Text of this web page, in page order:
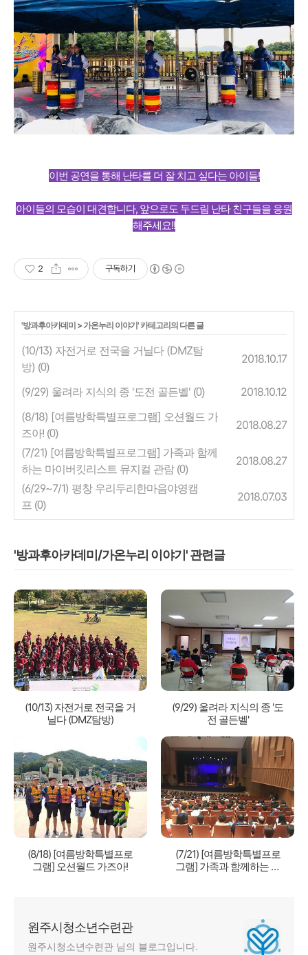
이번 공연을 통해 난타를 더 잘 치고 싶다는 아이들!
아이들의 모습이 대견합니다, 앞으로도 두드림 난타 친구들을 응원
해주세요!!
2 구독하기
'방과후아카데미 > 가온누리 이야기' 카테고리의 다른 글
(10/13) 자전거로 전국을 거닐다 (DMZ탐
방) (0)
2018.10.17
(9/29) 울려라 지식의 종 '도전 골든벨' (0)
2018.10.12
(8/18) [여름방학특별프로그램] 오션월드 가
즈아! (0)
2018.08.27
(7/21) [여름방학특별프로그램] 가족과 함께
하는 마이버킷리스트 뮤지컬 관람 (0)
2018.08.27
(6/29~7/1) 평창 우리두리한마음야영캠
프 (0)
2018.07.03
'방과후아카데미/가온누리 이야기' 관련글
(10/13) 자전거로 전국을 거
닐다 (DMZ탐방)
(9/29) 울려라 지식의 종 '도
전 골든벨'
(8/18) [여름방학특별프로
그램] 오션월드 가즈아!
(7/21) [여름방학특별프로
그램] 가족과 함께하는 마
원주시청소년수련관
원주시청소년수련관 님의 블로그입니다.